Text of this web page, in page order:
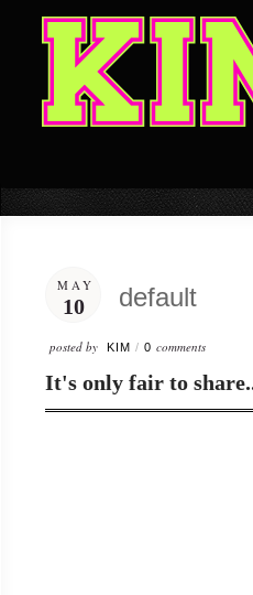
MAY
10 default
posted by KIM / 0 comments
It's only fair to